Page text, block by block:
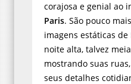
corajosa e genial ao
Paris. São pouco
imagens estáticas
noite alta, talvez
mostrando suas
seus detalhes